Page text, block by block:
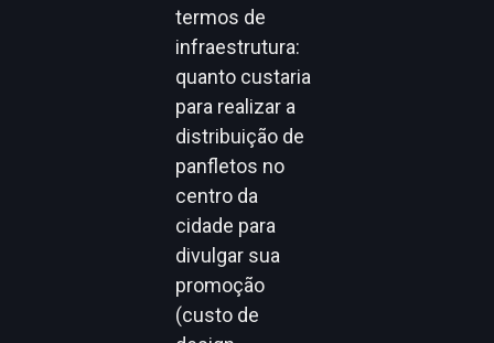
termos de
infraestrutura:
quanto custaria
para realizar a
distribuição de
panfletos no
centro da
cidade para
divulgar sua
promoção
(custo de